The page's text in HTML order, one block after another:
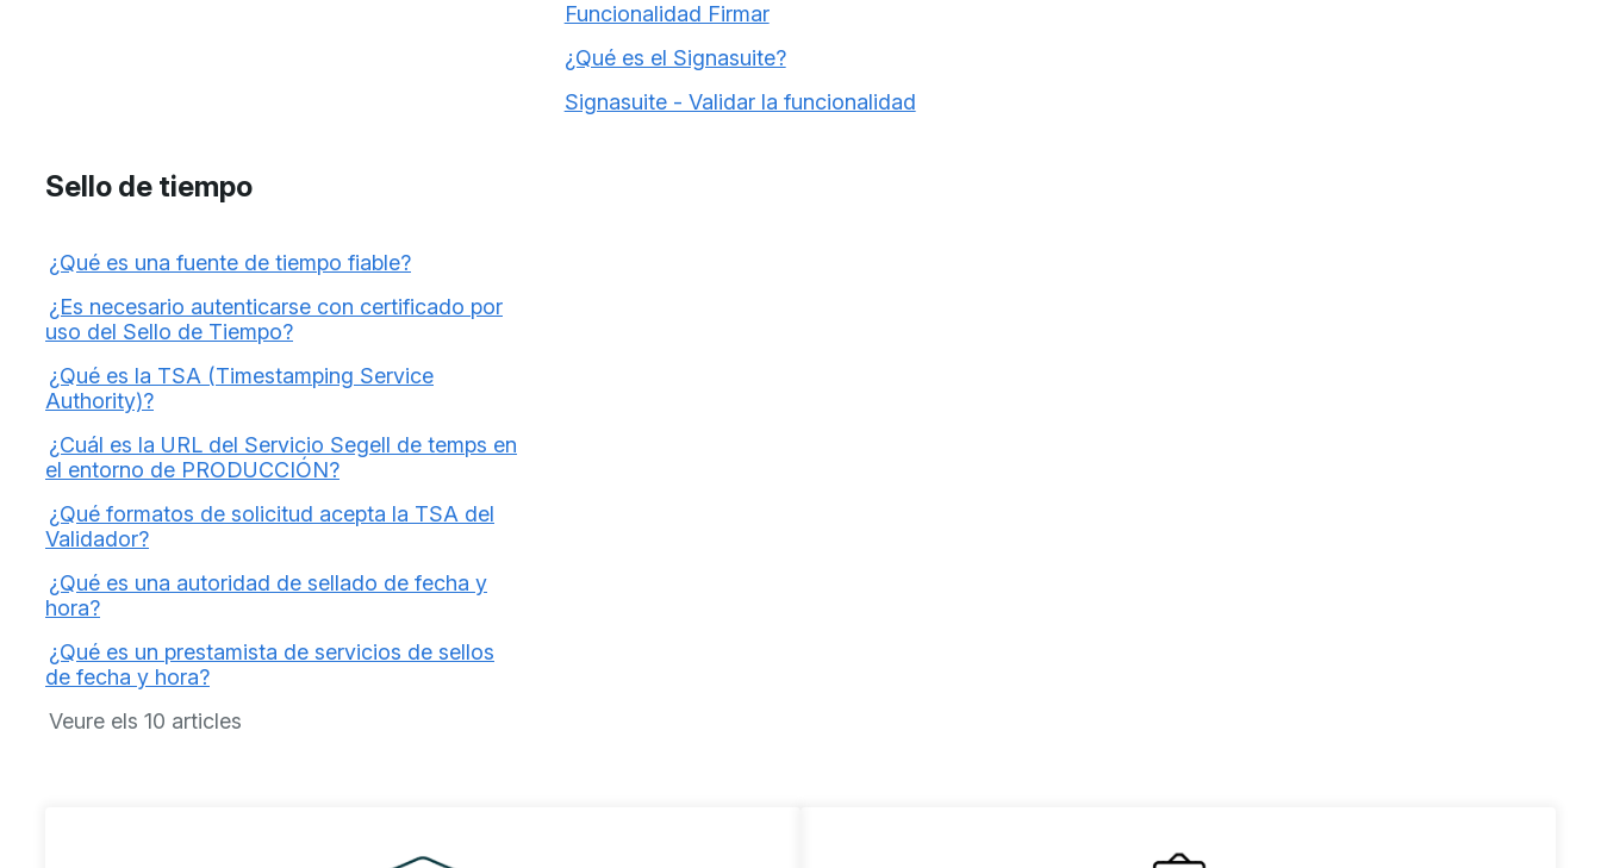
Funcionalidad Firmar
¿Qué es el Signasuite?
Signasuite - Validar la funcionalidad
Sello de tiempo
¿Qué es una fuente de tiempo fiable?
¿Es necesario autenticarse con certificado por
uso del Sello de Tiempo?
¿Qué es la TSA (Timestamping Service
Authority)?
¿Cuál es la URL del Servicio Segell de temps en
el entorno de PRODUCCIÓN?
¿Qué formatos de solicitud acepta la TSA del
Validador?
¿Qué es una autoridad de sellado de fecha y
hora?
¿Qué es un prestamista de servicios de sellos
de fecha y hora?
Veure els 10 articles